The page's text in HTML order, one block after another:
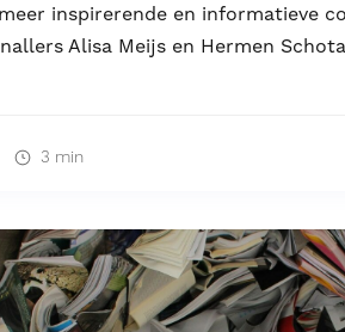
inspirerende en informatieve
Alisa Meijs en Hermen
3 min